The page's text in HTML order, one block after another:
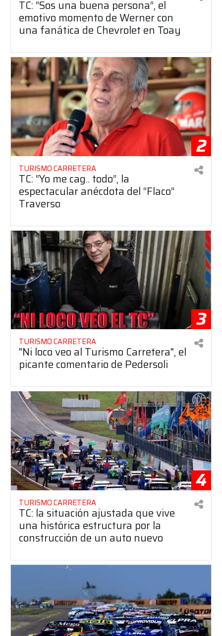
TC: “Sos una buena persona”, el
emotivo momento de Werner con
una fanática de Chevrolet en Toay
2
TURISMO CARRETERA
TC: “Yo me cag.. todo”, la
espectacular anécdota del “Flaco”
Traverso
3
TURISMO CARRETERA
"Ni loco veo al Turismo Carretera", el
picante comentario de Pedersoli
4
TURISMO CARRETERA
TC: la situación ajustada que vive
una histórica estructura por la
construcción de un auto nuevo